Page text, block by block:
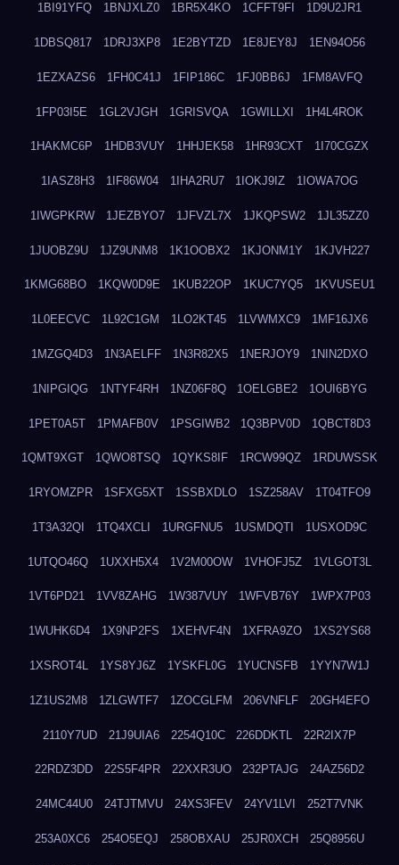
1BI91YFQ 1BNJXLZ0 1BR5X4KO 1CFFT9FI 1D9U2JR1
1DBSQ817 1DRJ3XP8 1E2BYTZD 1E8JEY8J 1EN94O56
1EZXAZS6 1FH0C41J 1FIP186C 1FJ0BB6J 1FM8AVFQ
1FP03I5E 1GL2VJGH 1GRISVQA 1GWILLXI 1H4L4ROK
1HAKMC6P 1HDB3VUY 1HHJEK58 1HR93CXT 1I70CGZX
1IASZ8H3 1IF86W04 1IHA2RU7 1IOKJ9IZ 1IOWA7OG
1IWGPKRW 1JEZBYO7 1JFVZL7X 1JKQPSW2 1JL35ZZ0
1JUOBZ9U 1JZ9UNM8 1K1OOBX2 1KJONM1Y 1KJVH227
1KMG68BO 1KQW0D9E 1KUB22OP 1KUC7YQ5 1KVUSEU1
1L0EECVC 1L92C1GM 1LO2KT45 1LVWMXC9 1MF16JX6
1MZGQ4D3 1N3AELFF 1N3R82X5 1NERJOY9 1NIN2DXO
1NIPGIQG 1NTYF4RH 1NZ06F8Q 1OELGBE2 1OUI6BYG
1PET0A5T 1PMAFB0V 1PSGIWB2 1Q3BPV0D 1QBCT8D3
1QMT9XGT 1QWO8TSQ 1QYKS8IF 1RCW99QZ 1RDUWSSK
1RYOMZPR 1SFXG5XT 1SSBXDLO 1SZ258AV 1T04TFO9
1T3A32QI 1TQ4XCLI 1URGFNU5 1USMDQTI 1USXOD9C
1UTQO46Q 1UXXH5X4 1V2M00OW 1VHOFJ5Z 1VLGOT3L
1VT6PD21 1VV8ZAHG 1W387VUY 1WFVB76Y 1WPX7P03
1WUHK6D4 1X9NP2FS 1XEHVF4N 1XFRA9ZO 1XS2YS68
1XSROT4L 1YS8YJ6Z 1YSKFL0G 1YUCNSFB 1YYN7W1J
1Z1US2M8 1ZLGWTF7 1ZOCGLFM 206VNFLF 20GH4EFO
2110Y7UD 21J9UIA6 2254Q10C 226DDKTL 22R2IX7P
22RDZ3DD 22S5F4PR 22XXR3UO 232PTAJG 24AZ56D2
24MC44U0 24TJTMVU 24XS3FEV 24YV1LVI 252T7VNK
253A0XC6 254O5EQJ 258OBXAU 25JR0XCH 25Q8956U